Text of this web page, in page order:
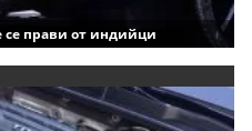
се прави от индийци